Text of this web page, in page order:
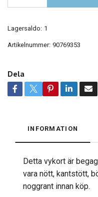
Lagersaldo: 1
Artikelnummer: 90769353
Dela
INFORMATION
Detta vykort är
vara nött, kantstött,
noggrant innan köp.